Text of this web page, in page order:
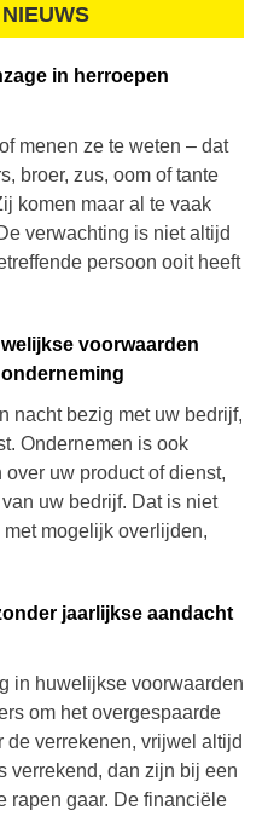
in herroepen
menen ze te weten – dat
broer, zus, oom of tante
komen maar al te vaak
verwachting is niet altijd
persoon ooit heeft
voorwaarden
nacht bezig met uw bedrijf,
Ondernemen is ook
uw product of dienst,
uw bedrijf. Dat is niet
mogelijk overlijden,
jaarlijkse aandacht
in huwelijkse voorwaarden
om het overgespaarde
verrekenen, vrijwel altijd
verrekend, dan zijn bij een
rapen gaar. De financiële